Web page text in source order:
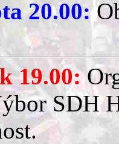
20.00:
19.00:
SDH